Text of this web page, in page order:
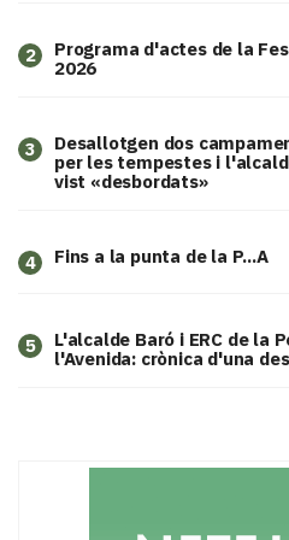
2
Programa d'actes de la
2026
3
​Desallotgen dos
per les tempestes i
vist «desbordats»
4 Fins a la punta de la P...A
5
L'alcalde Baró i ERC de la
l'Avenida: crònica d'una